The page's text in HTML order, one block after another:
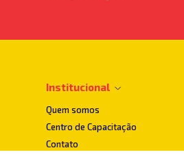
Institucional
Quem somos
Centro de Capacitação
Contato